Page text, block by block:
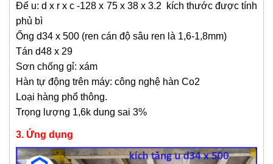
Đế u: d x r x c -128 x 75 x 38 x 3.2 kích thước được tính
phủ bì
Ống d34 x 500 (ren cán độ sâu ren là 1,6-1,8mm)
Tán d48 x 29
Sơn chống gỉ: xám
Hàn tự động trên máy: công nghệ hàn Co2
Loại hàng phổ thông.
Trọng lượng 1,6k dung sai 3%
3. Ứng dụng